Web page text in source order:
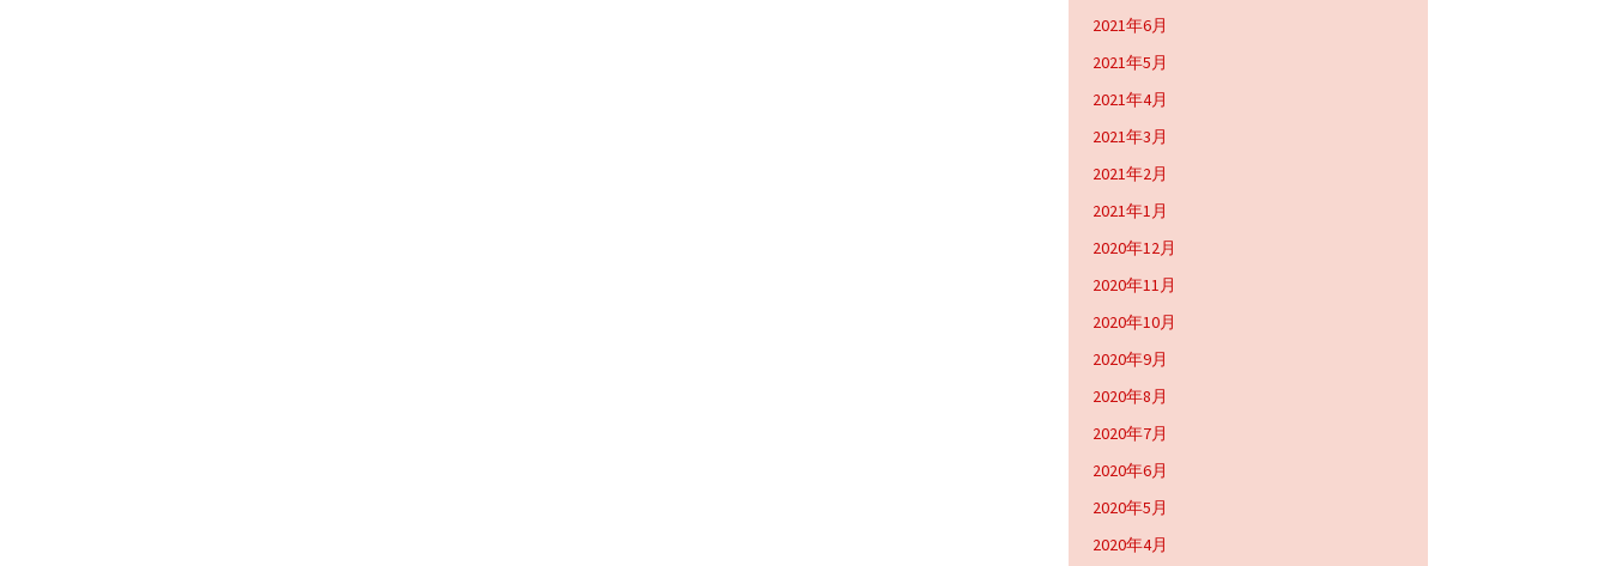
2021年6月
2021年5月
2021年4月
2021年3月
2021年2月
2021年1月
2020年12月
2020年11月
2020年10月
2020年9月
2020年8月
2020年7月
2020年6月
2020年5月
2020年4月